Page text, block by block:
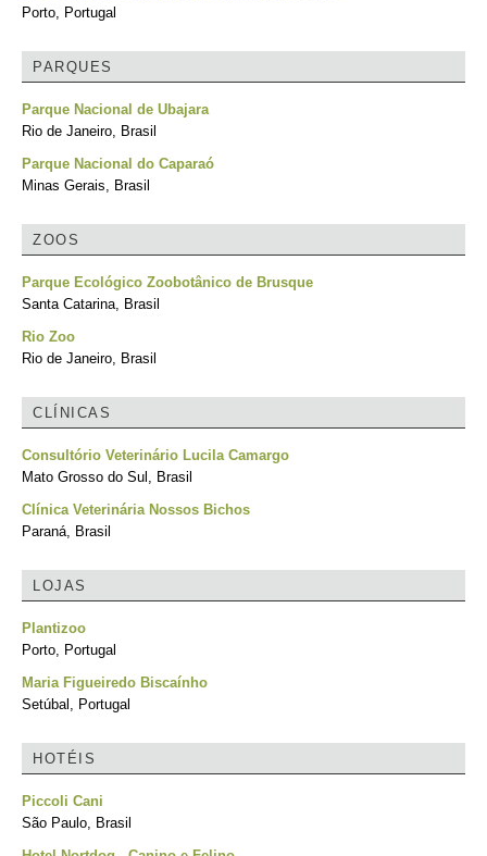
Porto, Portugal
PARQUES
Parque Nacional de Ubajara
Rio de Janeiro, Brasil
Parque Nacional do Caparaó
Minas Gerais, Brasil
ZOOS
Parque Ecológico Zoobotânico de Brusque
Santa Catarina, Brasil
Rio Zoo
Rio de Janeiro, Brasil
CLÍNICAS
Consultório Veterinário Lucila Camargo
Mato Grosso do Sul, Brasil
Clínica Veterinária Nossos Bichos
Paraná, Brasil
LOJAS
Plantizoo
Porto, Portugal
Maria Figueiredo Biscaínho
Setúbal, Portugal
HOTÉIS
Piccoli Cani
São Paulo, Brasil